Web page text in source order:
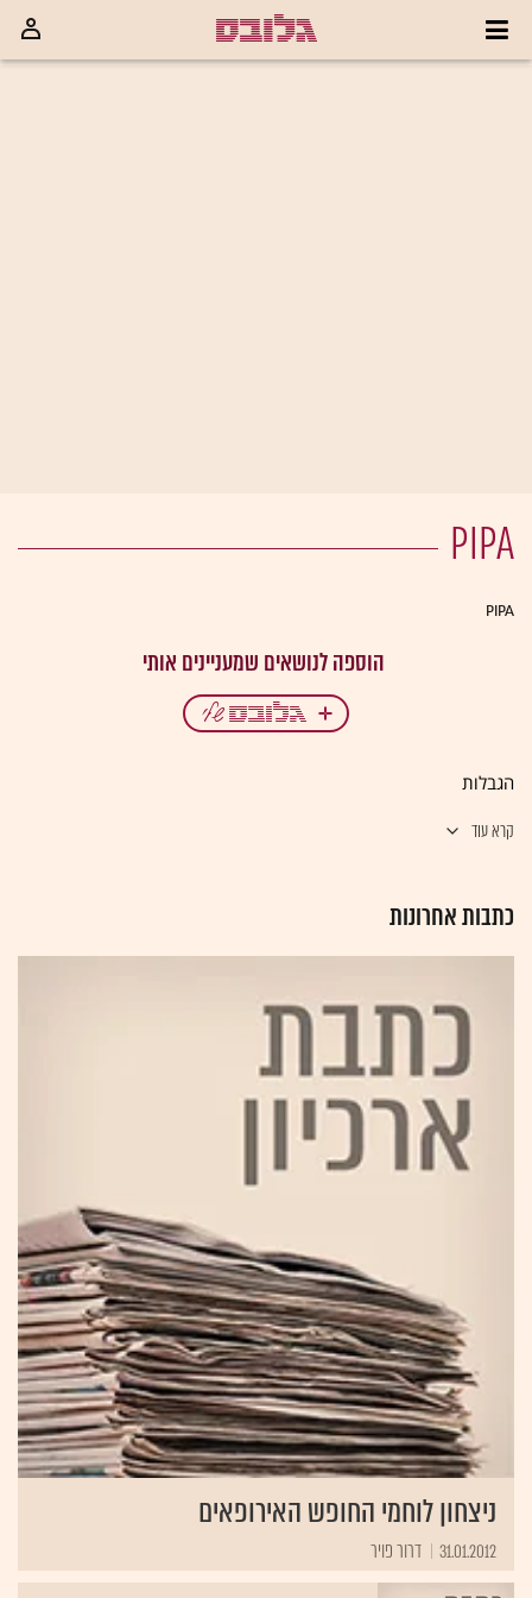
PIPA
PIPA
הגבלות
קרא עוד
כתבות אחרונות
ניצחון לוחמי החופש האירופאים
31.01.2012 דרור פויר